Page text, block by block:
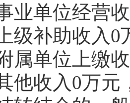
业单位经营
级补助收入0
属单位上缴
他收入0万元